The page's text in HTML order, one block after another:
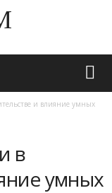
и влияние умных
в
умных